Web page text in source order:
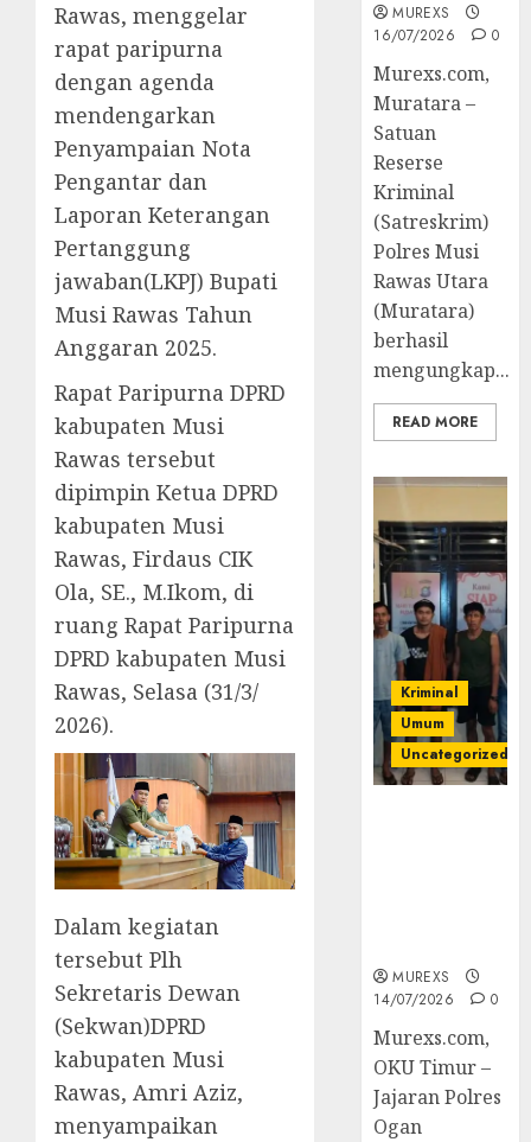
Rawas, menggelar
rapat paripurna
dengan agenda
mendengarkan
Penyampaian Nota
Pengantar dan
Laporan Keterangan
Pertanggung
jawaban(LKPJ) Bupati
Musi Rawas Tahun
Anggaran 2025.
Rapat Paripurna DPRD
kabupaten Musi
Rawas tersebut
dipimpin Ketua DPRD
kabupaten Musi
Rawas, Firdaus CIK
Ola, SE., M.Ikom, di
ruang Rapat Paripurna
DPRD kabupaten Musi
Rawas, Selasa (31/3/
2026).
Dalam kegiatan
tersebut Plh
Sekretaris Dewan
(Sekwan)DPRD
kabupaten Musi
Rawas, Amri Aziz,
menyampaikan
MUREXS
16/07/2026
0
Murexs.com,
Muratara –
Satuan
Reserse
Kriminal
(Satreskrim)
Polres Musi
Rawas Utara
(Muratara)
berhasil
mengungkap...
READ MORE
Kriminal
Umum
Uncategorized
MUREXS
14/07/2026
0
Murexs.com,
OKU Timur –
Jajaran Polres
Ogan